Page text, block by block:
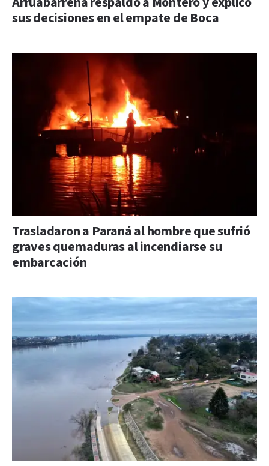
sus decisiones en el empate de Boca
Trasladaron a Paraná al hombre que sufrió
graves quemaduras al incendiarse su
embarcación